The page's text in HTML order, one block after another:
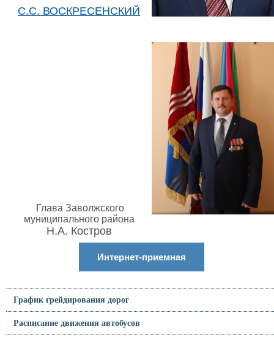
С.С. ВОСКРЕСЕНСКИЙ
Глава Заволжского
муниципального района
Н.А. Костров
Интернет-приемная
График грейдирования дорог
Расписание движения автобусов